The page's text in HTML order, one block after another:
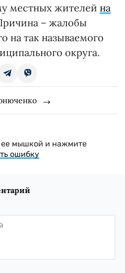
местных жителей на
– жалобы
на так называемого
округа.
ее мышкой и нажмите
ошибку